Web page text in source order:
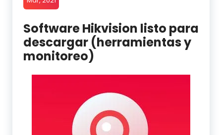
Software Hikvision listo para
descargar (herramientas y
monitoreo)